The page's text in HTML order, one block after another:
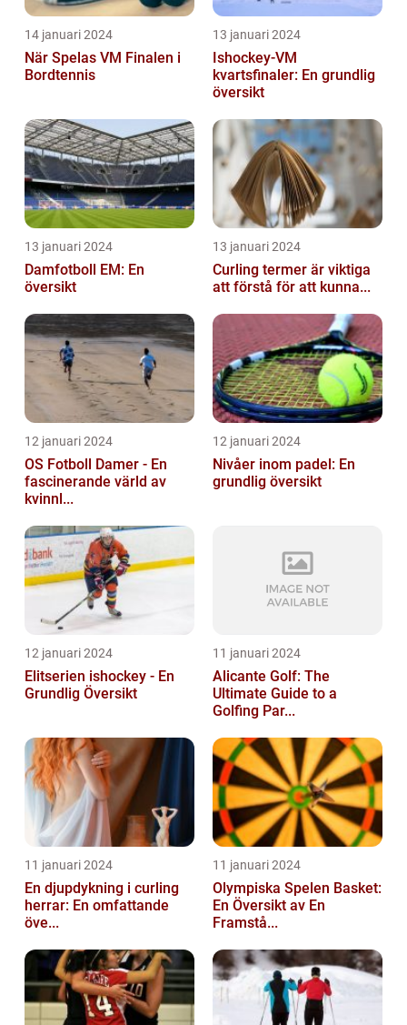
14 januari 2024
När Spelas VM Finalen i
Bordtennis
13 januari 2024
Ishockey-VM
kvartsfinaler: En grundlig
översikt
13 januari 2024
Damfotboll EM: En
översikt
13 januari 2024
Curling termer är viktiga
att förstå för att kunna...
12 januari 2024
OS Fotboll Damer - En
fascinerande värld av
kvinnl...
12 januari 2024
Nivåer inom padel: En
grundlig översikt
12 januari 2024
Elitserien ishockey - En
Grundlig Översikt
11 januari 2024
Alicante Golf: The
Ultimate Guide to a
Golfing Par...
11 januari 2024
En djupdykning i curling
herrar: En omfattande
öve...
11 januari 2024
Olympiska Spelen Basket:
En Översikt av En
Framstå...